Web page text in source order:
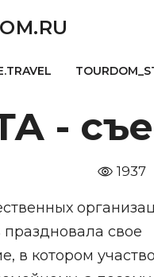
-
1937
свое
в котором